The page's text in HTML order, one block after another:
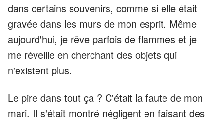
dans certains souvenirs, comme si elle était
gravée dans les murs de mon esprit. Même
aujourd'hui, je rêve parfois de flammes et je
me réveille en cherchant des objets qui
n'existent plus.
Le pire dans tout ça ? C'était la faute de mon
mari. Il s'était montré négligent en faisant des